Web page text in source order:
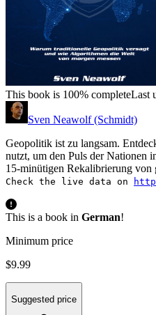
This book is 100% completeLast
Sven Neawolf (Schmidt)
Geopolitik ist zu langsam.
nutzt, um den Puls der Nationen
15-minütigen Rekalibrierung von
Check the live data on
This is a book in German!
Minimum price
$9.99
Suggested price